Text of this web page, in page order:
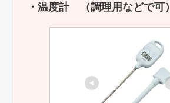
・温度計 （調理用などで可）